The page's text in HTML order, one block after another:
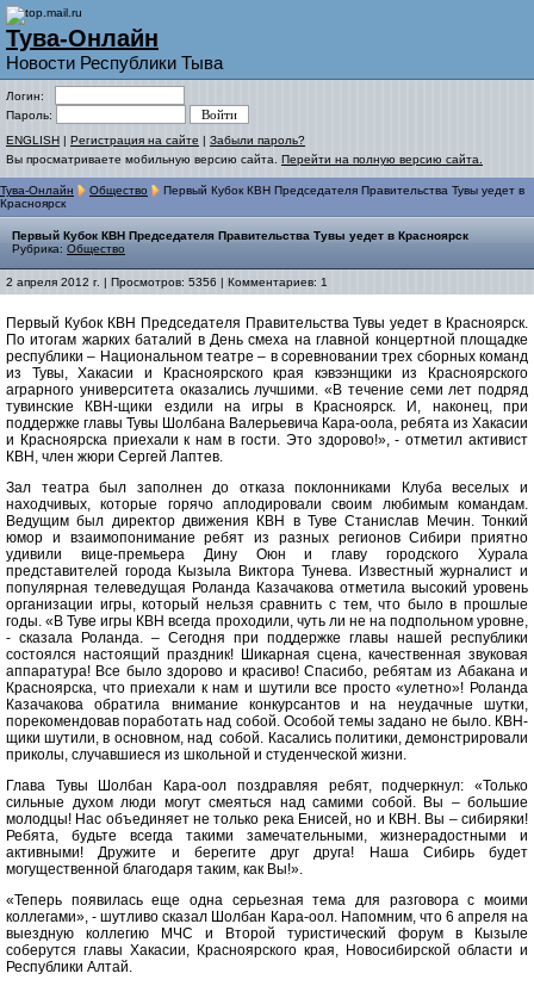
Тува-Онлайн
Новости Республики Тыва
Логин:
Пароль:
ENGLISH | Регистрация на сайте | Забыли пароль?
Вы просматриваете мобильную версию сайта. Перейти на полную версию сайта.
Тува-Онлайн Общество
Первый Кубок КВН Председателя Правительства Тувы уедет в
Красноярск
Первый Кубок КВН Председателя Правительства Тувы уедет в Красноярск
Рубрика: Общество
2 апреля 2012 г. | Просмотров: 5356 | Комментариев: 1
Первый Кубок КВН Председателя Правительства Тувы уедет в Красноярск.
По итогам жарких баталий в День смеха на главной концертной площадке
республики – Национальном театре – в соревновании трех сборных команд
из Тувы, Хакасии и Красноярского края кэвээнщики из Красноярского
аграрного университета оказались лучшими. «В течение семи лет подряд
тувинские КВН-щики ездили на игры в Красноярск. И, наконец, при
поддержке главы Тувы Шолбана Валерьевича Кара-оола, ребята из Хакасии
и Красноярска приехали к нам в гости. Это здорово!», - отметил активист
КВН, член жюри Сергей Лаптев.
Зал театра был заполнен до отказа поклонниками Клуба веселых и
находчивых, которые горячо аплодировали своим любимым командам.
Ведущим был директор движения КВН в Туве Станислав Мечин. Тонкий
юмор и взаимопонимание ребят из разных регионов Сибири приятно
удивили вице-премьера Дину Оюн и главу городского Хурала
представителей города Кызыла Виктора Тунева. Известный журналист и
популярная телеведущая Роланда Казачакова отметила высокий уровень
организации игры, который нельзя сравнить с тем, что было в прошлые
годы. «В Туве игры КВН всегда проходили, чуть ли не на подпольном уровне,
- сказала Роланда. – Сегодня при поддержке главы нашей республики
состоялся настоящий праздник! Шикарная сцена, качественная звуковая
аппаратура! Все было здорово и красиво! Спасибо, ребятам из Абакана и
Красноярска, что приехали к нам и шутили все просто «улетно»! Роланда
Казачакова обратила внимание конкурсантов и на неудачные шутки,
порекомендовав поработать над собой. Особой темы задано не было. КВН-
щики шутили, в основном, над собой. Касались политики, демонстрировали
приколы, случавшиеся из школьной и студенческой жизни.
Глава Тувы Шолбан Кара-оол поздравляя ребят, подчеркнул: «Только
сильные духом люди могут смеяться над самими собой. Вы – большие
молодцы! Нас объединяет не только река Енисей, но и КВН. Вы – сибиряки!
Ребята, будьте всегда такими замечательными, жизнерадостными и
активными! Дружите и берегите друг друга! Наша Сибирь будет
могущественной благодаря таким, как Вы!».
«Теперь появилась еще одна серьезная тема для разговора с моими
коллегами», - шутливо сказал Шолбан Кара-оол. Напомним, что 6 апреля на
выездную коллегию МЧС и Второй туристический форум в Кызыле
соберутся главы Хакасии, Красноярского края, Новосибирской области и
Республики Алтай.